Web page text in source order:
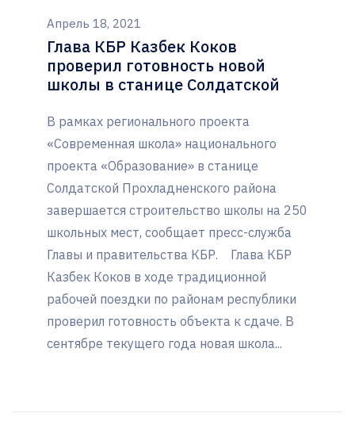
Апрель 18, 2021
Глава КБР Казбек Коков
проверил готовность новой
школы в станице Солдатской
В рамках регионального проекта
«Современная школа» национального
проекта «Образование» в станице
Солдатской Прохладненского района
завершается строительство школы на 250
школьных мест, сообщает пресс-служба
Главы и правительства КБР. Глава КБР
Казбек Коков в ходе традиционной
рабочей поездки по районам республики
проверил готовность объекта к сдаче. В
сентябре текущего года новая школа...